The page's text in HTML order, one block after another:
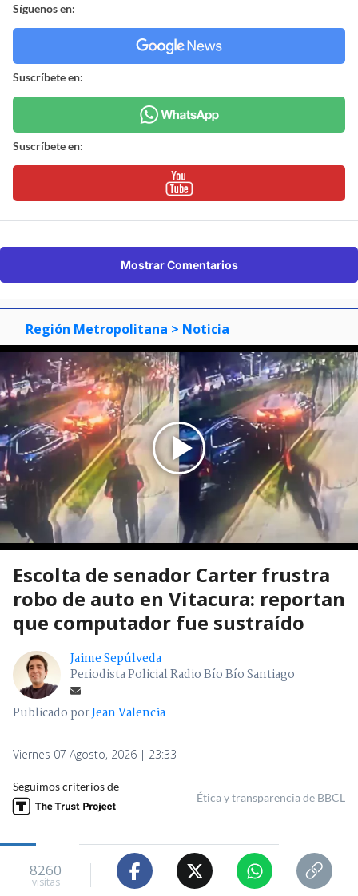
Síguenos en:
Suscríbete en:
Suscríbete en:
Mostrar Comentarios
Región Metropolitana > Noticia
Escolta de senador Carter frustra
robo de auto en Vitacura: reportan
que computador fue sustraído
Jaime Sepúlveda
Periodista Policial Radio Bío Bío Santiago
Publicado porJean Valencia
Viernes 07 Agosto, 2026 | 23:33
Seguimos criterios de
Ética y transparencia de BBCL
8260
visitas